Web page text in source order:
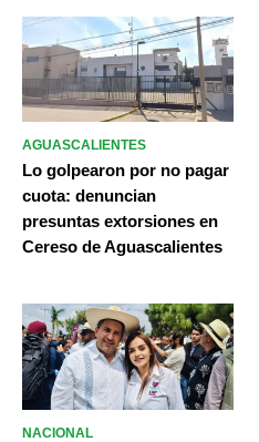
AGUASCALIENTES
Lo golpearon por no pagar
cuota: denuncian
presuntas extorsiones en
Cereso de Aguascalientes
NACIONAL